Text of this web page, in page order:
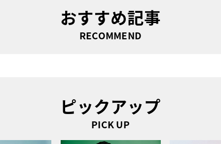
おすすめ記事
RECOMMEND
ピックアップ
PICK UP